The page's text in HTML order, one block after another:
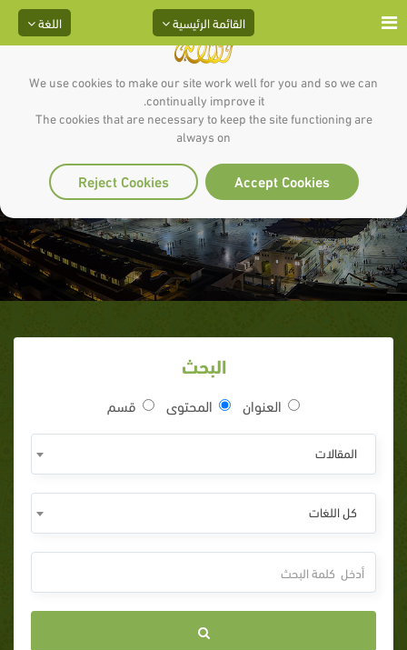
We use cookies to make our site work well for you and so we can
continually improve it.
The cookies that are necessary to keep the site functioning are
always on
Accept Cookies
Reject Cookies
اللغة القائمة الرئيسية
بدع شهر شوال
البحث
العنوان المحتوى قسم
المقالات
كل اللغات